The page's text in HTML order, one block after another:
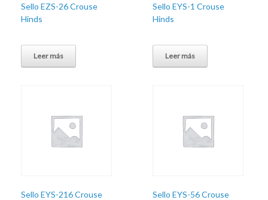
Sello EZS-26 Crouse
Hinds
Leer más
Sello EYS-1 Crouse
Hinds
Leer más
Sello EYS-216 Crouse
Sello EYS-56 Crouse